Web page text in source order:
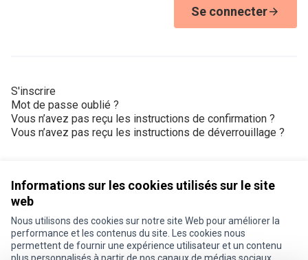
Informations sur les cookies utilisés sur le site
web
Nous utilisons des cookies sur notre site Web pour améliorer la
performance et les contenus du site. Les cookies nous
permettent de fournir une expérience utilisateur et un contenu
Se connecter
S'inscrire
Mot de passe oublié ?
Vous n’avez pas reçu les instructions de confirmation ?
Vous n’avez pas reçu les instructions de déverrouillage ?
Conditions d'utilisation
Paramètres des cookies
Je participe ! sur X
Je participe ! sur Facebook
Je participe ! sur Instagram